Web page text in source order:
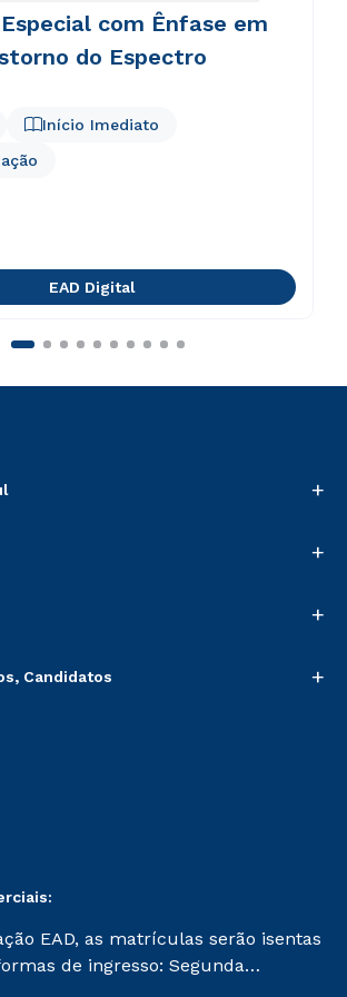
com Ênfase em
do Espectro
Início Imediato
EAD Digital
+
+
+
Candidatos +
EAD, as matrículas serão isentas
de ingresso: Segunda